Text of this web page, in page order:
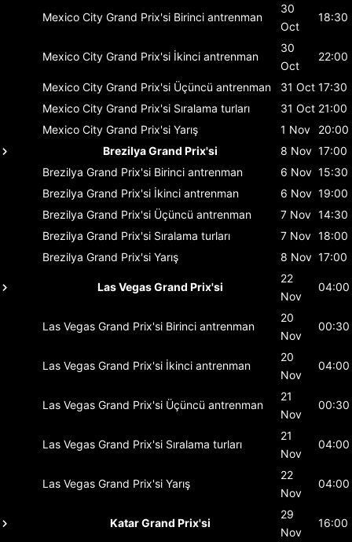
Mexico City Grand Prix'si Birinci antrenman
30
Oct
18:30
Mexico City Grand Prix'si İkinci antrenman
30
Oct
22:00
Mexico City Grand Prix'si Üçüncü antrenman 31 Oct 17:30
Mexico City Grand Prix'si Sıralama turları 31 Oct 21:00
Mexico City Grand Prix'si Yarış 1 Nov
20:00
Brezilya Grand Prix'si
8 Nov 17:00
Brezilya Grand Prix'si Birinci antrenman 6 Nov 15:30
Brezilya Grand Prix'si İkinci antrenman 6 Nov 19:00
Brezilya Grand Prix'si Üçüncü antrenman 7 Nov 14:30
Brezilya Grand Prix'si Sıralama turları 7 Nov 18:00
Brezilya Grand Prix'si Yarış 8 Nov 17:00
Las Vegas Grand Prix'si
22
Nov
04:00
Las Vegas Grand Prix'si Birinci antrenman
20
Nov
00:30
Las Vegas Grand Prix'si İkinci antrenman
20
Nov
04:00
Las Vegas Grand Prix'si Üçüncü antrenman
21
Nov
00:30
Las Vegas Grand Prix'si Sıralama turları
21
Nov
04:00
Las Vegas Grand Prix'si Yarış
22
Nov
04:00
Katar Grand Prix'si
29
Nov
16:00